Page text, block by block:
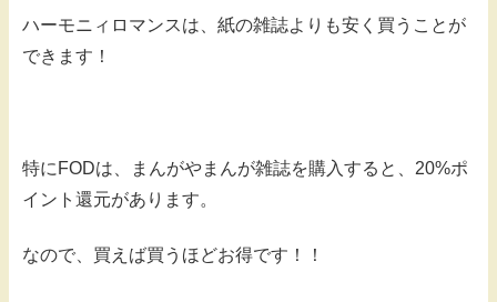
ハーモニィロマンスは、紙の雑誌よりも安く買うことが
できます！
特にFODは、まんがやまんが雑誌を購入すると、20%ポ
イント還元があります。
なので、買えば買うほどお得です！！